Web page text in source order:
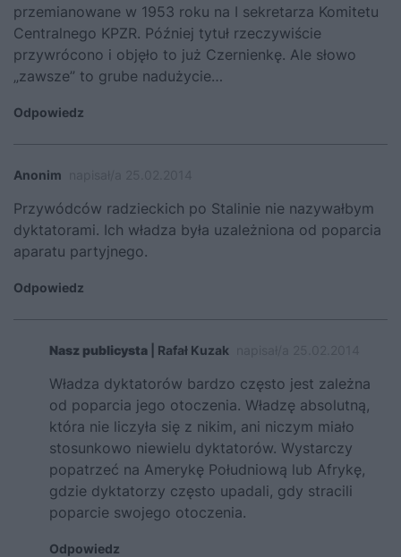
przemianowane w 1953 roku na I sekretarza Komitetu
Centralnego KPZR. Później tytuł rzeczywiście
przywrócono i objęło to już Czernienkę. Ale słowo
„zawsze” to grube nadużycie…
Odpowiedz
Anonim
Przywódców radzieckich po Stalinie nie nazywałbym
dyktatorami. Ich władza była uzależniona od poparcia
aparatu partyjnego.
Odpowiedz
Nasz publicysta | Rafał Kuzak
Władza dyktatorów bardzo często jest zależna
od poparcia jego otoczenia. Władzę absolutną,
która nie liczyła się z nikim, ani niczym miało
stosunkowo niewielu dyktatorów. Wystarczy
popatrzeć na Amerykę Południową lub Afrykę,
gdzie dyktatorzy często upadali, gdy stracili
poparcie swojego otoczenia.
Odpowiedz